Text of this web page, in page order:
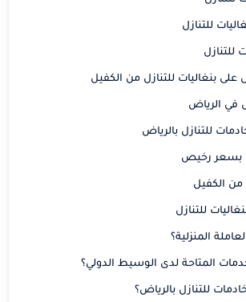
للتنازل
للتنازل
بنغاليات للتنازل من الكفيل
في الرياض
للتنازل بالرياض
بسعر رخيص
من الكفيل
للتنازل
المنزلية؟
المتاحة لدى الوسيط الدولي؟
للتنازل بالرياض؟